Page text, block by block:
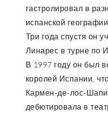
гастролировал в
испанской
Три года спустя он
Линарес в турне по
В 1997 году он был
королей Испании,
Кармен-де-лос-
дебютировала в